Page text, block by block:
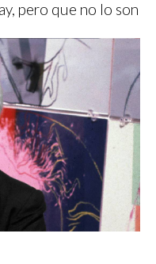
pero que no lo son